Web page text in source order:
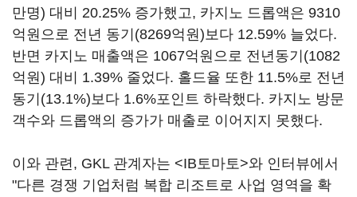
만명) 대비 20.25% 증가했고, 카지노 드롭액은 9310
억원으로 전년 동기(8269억원)보다 12.59% 늘었다.
반면 카지노 매출액은 1067억원으로 전년동기(1082
억원) 대비 1.39% 줄었다. 홀드율 또한 11.5%로 전년
동기(13.1%)보다 1.6%포인트 하락했다. 카지노 방문
객수와 드롭액의 증가가 매출로 이어지지 못했다.
이와 관련, GKL 관계자는 <IB토마토>와 인터뷰에서
"다른 경쟁 기업처럼 복합 리조트로 사업 영역을 확